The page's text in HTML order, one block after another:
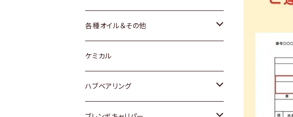
三菱
スバル
マツダ
マツダ
スバル
ホンダ
スズキ
日産
各種オイル＆その他
ディーデル洗浄添加剤
ケミカル
ハブベアリング